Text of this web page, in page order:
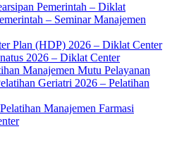
Pemerintah – Diklat
– Seminar Manajemen
Plan (HDP) 2026 – Diklat Center
2026 – Diklat Center
Manajemen Mutu Pelayanan
Geriatri 2026 – Pelatihan
Manajemen Farmasi